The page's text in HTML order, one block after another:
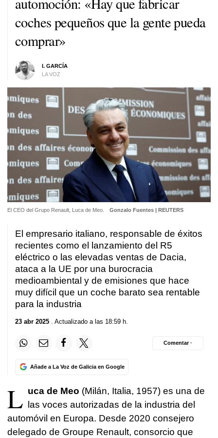
coches pequeños que la gente pueda
comprar»
I. GARCÍA
LA VOZ
El CEO del Grupo Renault, Luca de Meo. Gonzalo Fuentes | REUTERS
El empresario italiano, responsable de éxitos
recientes como el lanzamiento del R5
eléctrico o las elevadas ventas de Dacia,
ataca a la UE por una burocracia
medioambiental y de emisiones que hace
muy difícil que un coche barato sea rentable
para la industria
23 abr 2025 . Actualizado a las 18:59 h.
Añade a La Voz de Galicia en Google
Comentar ·
L uca de Meo (Milán, Italia, 1957) es una de
las voces autorizadas de la industria del
automóvil en Europa. Desde 2020 consejero
delegado de Groupe Renault, consorcio que